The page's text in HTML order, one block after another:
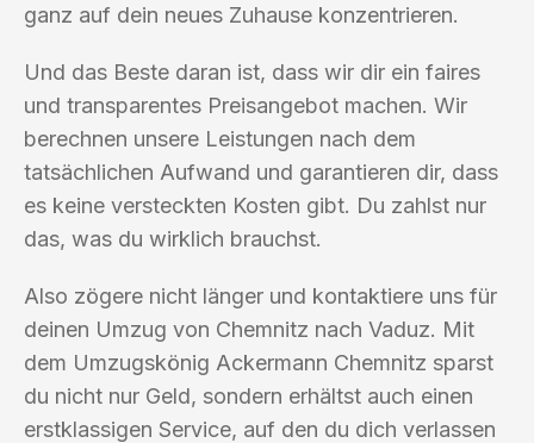
ganz auf dein neues Zuhause konzentrieren.
Und das Beste daran ist, dass wir dir ein faires
und transparentes Preisangebot machen. Wir
berechnen unsere Leistungen nach dem
tatsächlichen Aufwand und garantieren dir, dass
es keine versteckten Kosten gibt. Du zahlst nur
das, was du wirklich brauchst.
Also zögere nicht länger und kontaktiere uns für
deinen Umzug von Chemnitz nach Vaduz. Mit
dem Umzugskönig Ackermann Chemnitz sparst
du nicht nur Geld, sondern erhältst auch einen
erstklassigen Service, auf den du dich verlassen